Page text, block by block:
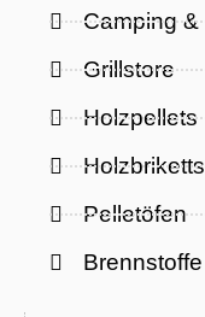
Camping &
Grillstore
Holzpellets
Holzbriketts
Pelletöfen
Brennstoffe